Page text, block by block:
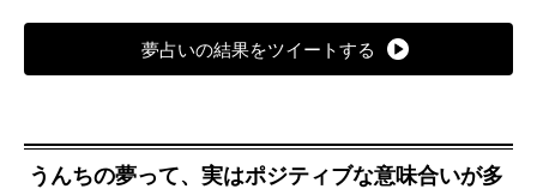
夢占いの結果をツイートする
うんちの夢って、実はポジティブな意味合いが多